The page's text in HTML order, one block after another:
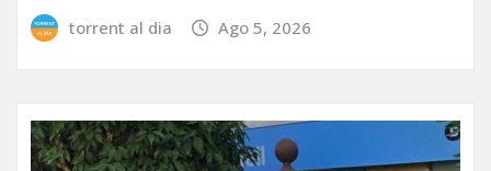
torrent al dia Ago 5, 2026